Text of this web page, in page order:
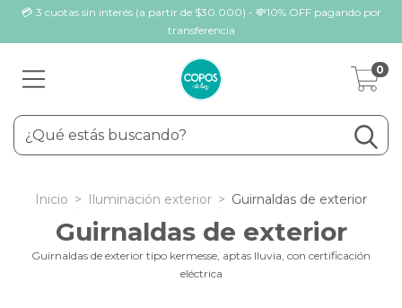
💳 3 cuotas sin interés (a partir de $30.000) - 💸10% OFF pagando por
transferencia
0
Inicio > Iluminación exterior > Guirnaldas de exterior
Guirnaldas de exterior
Guirnaldas de exterior tipo kermesse, aptas lluvia, con certificación
eléctrica